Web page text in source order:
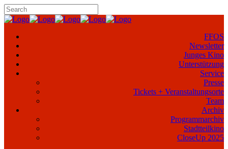
FFOS
Newsletter
Junges Kino
Unterstützung
Service
Presse
Tickets + Veranstaltungsorte
Team
Archiv
Programmarchiv
Stadtteilkino
CloseUp 2025